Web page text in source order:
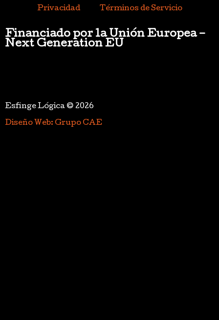
Privacidad Términos de Servicio
Financiado por la Unión Europea –
Next Generation EU
Esfinge Lógica © 2026
Diseño Web: Grupo CAE